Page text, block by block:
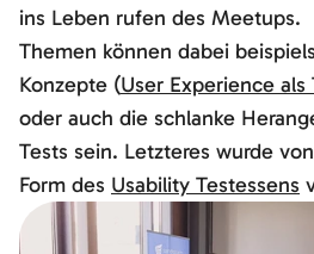
ins Leben rufen des Meetups.
Themen können dabei
Konzepte (User Experience
oder auch die schlanke
Tests sein. Letzteres wurde von
Form des Usability Testessens